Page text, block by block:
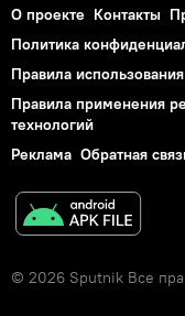
О проекте Контакты
Политика
Правила
Правила применения
технологий
Реклама Обратная
© 2026 Sputnik Все